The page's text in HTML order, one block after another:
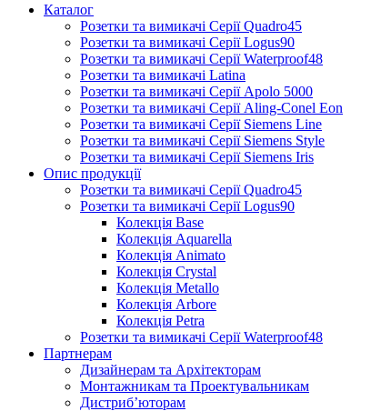
Каталог
Розетки та вимикачі Серії Quadro45
Розетки та вимикачі Серії Logus90
Розетки та вимикачі Серії Waterproof48
Розетки та вимикачі Latina
Розетки та вимикачі Серії Apolo 5000
Розетки та вимикачі Серії Aling-Conel Eon
Розетки та вимикачі Серії Siemens Line
Розетки та вимикачі Серії Siemens Style
Розетки та вимикачі Серії Siemens Iris
Опис продукції
Розетки та вимикачі Серії Quadro45
Розетки та вимикачі Серії Logus90
Колекція Base
Колекція Aquarella
Колекція Animato
Колекція Crystal
Колекція Metallo
Колекція Arbore
Колекція Petra
Розетки та вимикачі Серії Waterproof48
Партнерам
Дизайнерам та Архітекторам
Монтажникам та Проектувальникам
Дистриб’юторам